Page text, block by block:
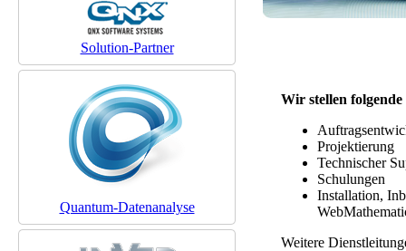
Solution-Partner
Quantum-Datenanalyse
Wir stellen
Projektierung
Technischer
Schulungen
Installation,
Weitere